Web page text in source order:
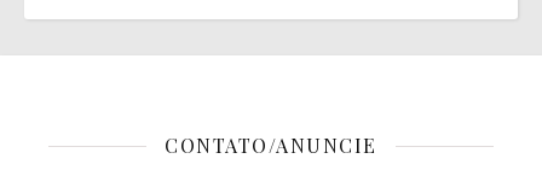
CONTATO/ANUNCIE